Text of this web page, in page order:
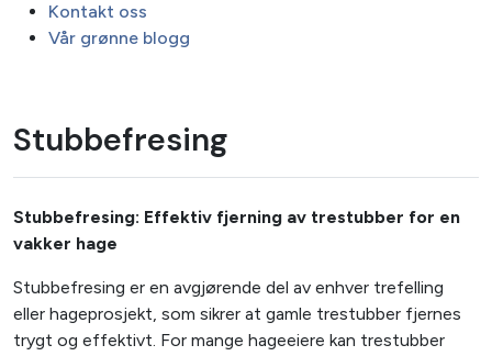
Kontakt oss
Vår grønne blogg
Stubbefresing
Stubbefresing: Effektiv fjerning av trestubber for en
vakker hage
Stubbefresing er en avgjørende del av enhver trefelling
eller hageprosjekt, som sikrer at gamle trestubber fjernes
trygt og effektivt. For mange hageeiere kan trestubber